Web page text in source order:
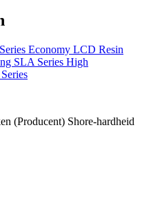
Economy LCD Resin
SLA Series High
(Producent) Shore-hardheid